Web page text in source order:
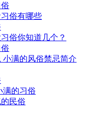
俗有哪些
俗你知道几个？
满的风俗禁忌简介
满的习俗
民俗